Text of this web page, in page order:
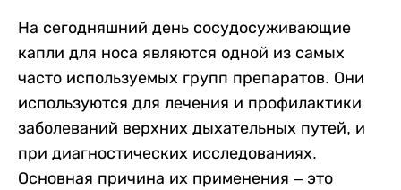
На сегодняшний день сосудосуживающие
капли для носа являются одной из самых
часто используемых групп препаратов. Они
используются для лечения и профилактики
заболеваний верхних дыхательных путей, и
при диагностических исследованиях.
Основная причина их применения – это